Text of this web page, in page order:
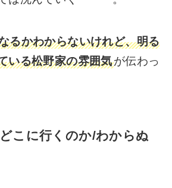
るかわからないけれど、明る
いる松野家の雰囲気が伝わっ
こに行くのか/わからぬ